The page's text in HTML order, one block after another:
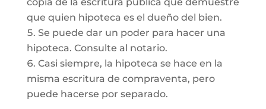
que quien hipoteca es el dueño del bien.
Se puede dar un poder para hacer una
hipoteca. Consulte al notario.
Casi siempre, la hipoteca se hace en la
misma escritura de compraventa, pero
puede hacerse por separado.